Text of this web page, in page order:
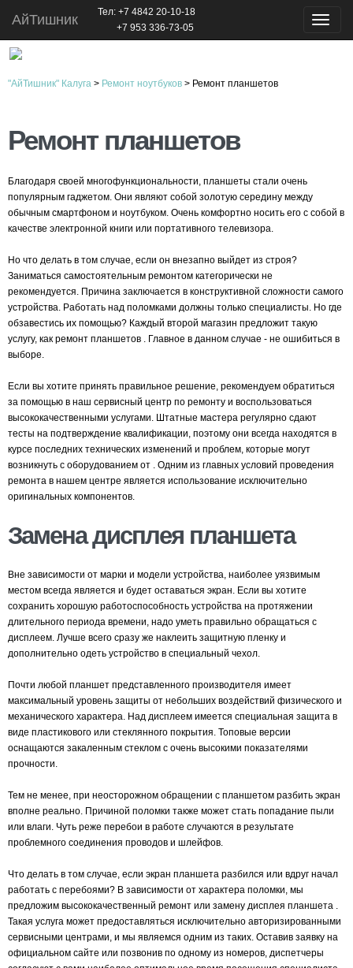
АйТишник Teл: +7 4842 20-10-18
+7 953 336-73-05
"АйТишник" Калуга > Ремонт ноутбуков > Ремонт планшетов
Ремонт планшетов
Благодаря своей многофункциональности, планшеты стали очень
популярным гаджетом. Они являют собой золотую середину между
обычным смартфоном и ноутбуком. Очень комфортно носить его с собой в
качестве электронной книги или портативного телевизора.
Но что делать в том случае, если он внезапно выйдет из строя?
Заниматься самостоятельным ремонтом категорически не
рекомендуется. Причина заключается в конструктивной сложности самого
устройства. Работать над поломками должны только специалисты. Но где
обзавестись их помощью? Каждый второй магазин предложит такую
услугу, как ремонт планшетов . Главное в данном случае - не ошибиться в
выборе.
Если вы хотите принять правильное решение, рекомендуем обратиться
за помощью в наш сервисный центр по ремонту и воспользоваться
высококачественными услугами. Штатные мастера регулярно сдают
тесты на подтверждение квалификации, поэтому они всегда находятся в
курсе последних технических изменений и проблем, которые могут
возникнуть с оборудованием от . Одним из главных условий проведения
ремонта в нашем центре является использование исключительно
оригинальных компонентов.
Замена дисплея планшета
Вне зависимости от марки и модели устройства, наиболее уязвимым
местом всегда является и будет оставаться экран. Если вы хотите
сохранить хорошую работоспособность устройства на протяжении
длительного периода времени, надо уметь правильно обращаться с
дисплеем. Лучше всего сразу же наклеить защитную пленку и
дополнительно одеть устройство в специальный чехол.
Почти любой планшет представленного производителя имеет
максимальный уровень защиты от небольших воздействий физического и
механического характера. Над дисплеем имеется специальная защита в
виде пластикового или стеклянного покрытия. Топовые версии
оснащаются закаленным стеклом с очень высокими показателями
прочности.
Тем не менее, при неосторожном обращении с планшетом разбить экран
вполне реально. Причиной поломки также может стать попадание пыли
или влаги. Чуть реже перебои в работе случаются в результате
проблемного соединения проводов и шлейфов.
Что делать в том случае, если экран планшета разбился или вдруг начал
работать с перебоями? В зависимости от характера поломки, мы
предложим высококачественный ремонт или замену дисплея планшета .
Такая услуга может предоставляться исключительно авторизированными
сервисными центрами, и мы являемся одним из таких. Оставив заявку на
официальном сайте или позвонив по одному из номеров, диспетчеры